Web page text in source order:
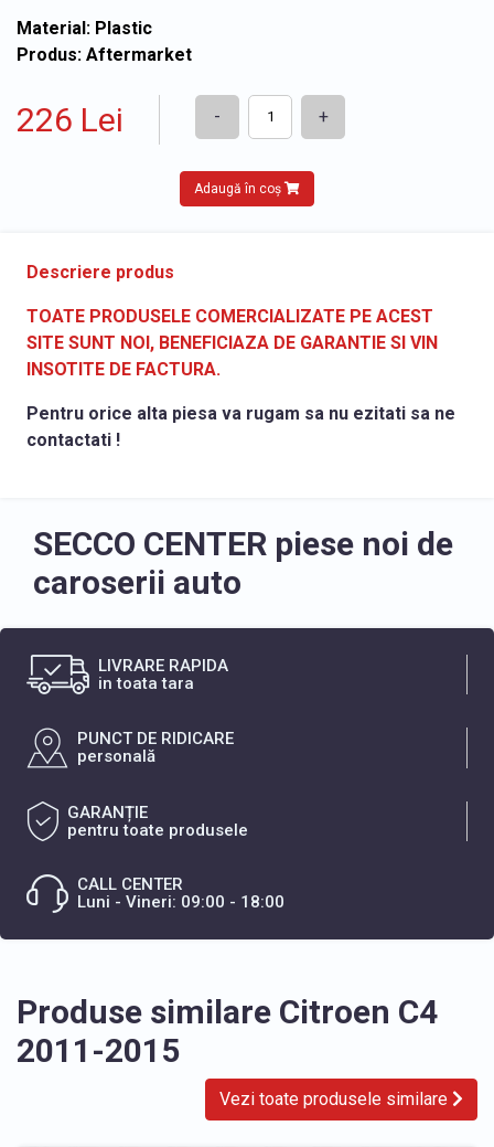
Material: Plastic
Produs: Aftermarket
226 Lei - +
Adaugă în coș
Descriere produs
TOATE PRODUSELE COMERCIALIZATE PE ACEST
SITE SUNT NOI, BENEFICIAZA DE GARANTIE SI VIN
INSOTITE DE FACTURA.
Pentru orice alta piesa va rugam sa nu ezitati sa ne
contactati !
SECCO CENTER piese noi de
caroserii auto
LIVRARE RAPIDA
in toata tara
PUNCT DE RIDICARE
personală
GARANȚIE
pentru toate produsele
CALL CENTER
Luni - Vineri: 09:00 - 18:00
Produse similare Citroen C4
2011-2015
Vezi toate produsele similare